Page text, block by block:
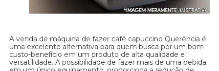
A venda de máquina de fazer café capuccino Querência é
uma excelente alternativa para quem busca por um bom
custo-benefício em um produto de alta qualidade e
versatilidade. A possibilidade de fazer mais de uma bebida